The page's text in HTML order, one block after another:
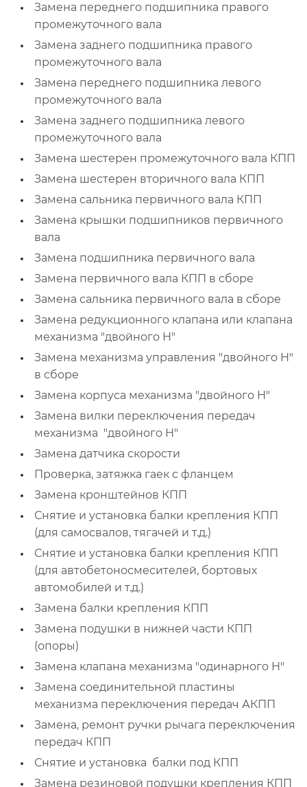
Замена переднего подшипника правого
промежуточного вала
Замена заднего подшипника правого
промежуточного вала
Замена переднего подшипника левого
промежуточного вала
Замена заднего подшипника левого
промежуточного вала
Замена шестерен промежуточного вала КПП
Замена шестерен вторичного вала КПП
Замена сальника первичного вала КПП
Замена крышки подшипников первичного
вала
Замена подшипника первичного вала
Замена первичного вала КПП в сборе
Замена сальника первичного вала в сборе
Замена редукционного клапана или клапана
механизма "двойного Н"
Замена механизма управления "двойного Н"
в сборе
Замена корпуса механизма "двойного Н"
Замена вилки переключения передач
механизма "двойного Н"
Замена датчика скорости
Проверка, затяжка гаек с фланцем
Замена кронштейнов КПП
Снятие и установка балки крепления КПП
(для самосвалов, тягачей и т.д.)
Снятие и установка балки крепления КПП
(для автобетоносмесителей, бортовых
автомобилей и т.д.)
Замена балки крепления КПП
Замена подушки в нижней части КПП
(опоры)
Замена клапана механизма "одинарного Н"
Замена соединительной пластины
механизма переключения передач АКПП
Замена, ремонт ручки рычага переключения
передач КПП
Снятие и установка балки под КПП
Замена резиновой подушки крепления КПП